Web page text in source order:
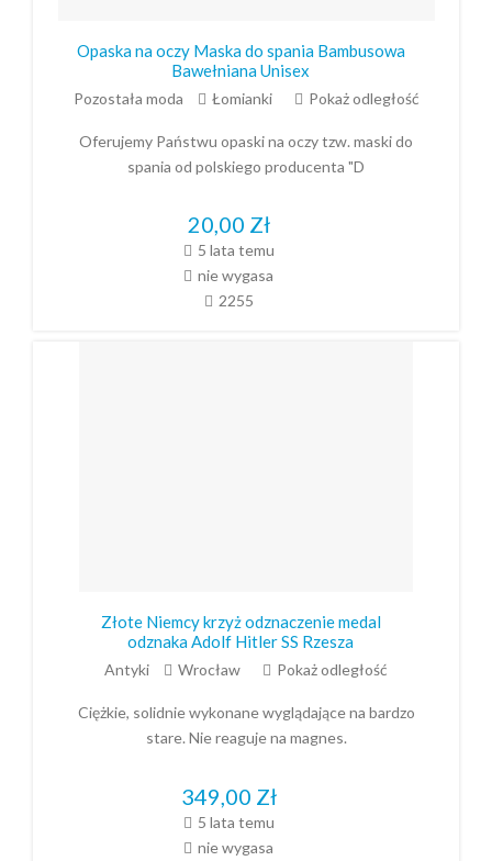
Opaska na oczy Maska do spania Bambusowa
Bawełniana Unisex
Pozostała moda Łomianki Pokaż odległość
Oferujemy Państwu opaski na oczy tzw. maski do
spania od polskiego producenta "D
20,00 Zł
5 lata temu
nie wygasa
2255
Złote Niemcy krzyż odznaczenie medal
odznaka Adolf Hitler SS Rzesza
Antyki Wrocław Pokaż odległość
Ciężkie, solidnie wykonane wyglądające na bardzo
stare. Nie reaguje na magnes.
349,00 Zł
5 lata temu
nie wygasa